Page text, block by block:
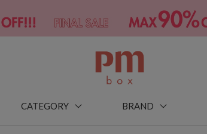
CATEGORY BRAND